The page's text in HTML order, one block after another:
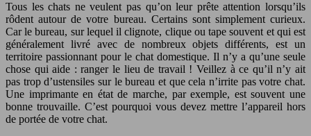
Tous les chats ne veulent pas qu’on leur prête attention lorsqu’ils
rôdent autour de votre bureau. Certains sont simplement curieux.
Car le bureau, sur lequel il clignote, clique ou tape souvent et qui est
généralement livré avec de nombreux objets différents, est un
territoire passionnant pour le chat domestique. Il n’y a qu’une seule
chose qui aide : ranger le lieu de travail ! Veillez à ce qu’il n’y ait
pas trop d’ustensiles sur le bureau et que cela n’irrite pas votre chat.
Une imprimante en état de marche, par exemple, est souvent une
bonne trouvaille. C’est pourquoi vous devez mettre l’appareil hors
de portée de votre chat.